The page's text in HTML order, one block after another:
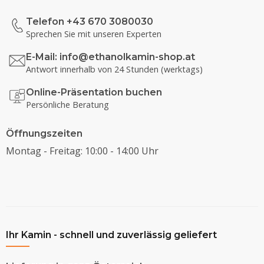
Telefon +43 670 3080030
Sprechen Sie mit unseren Experten
E-Mail: info@ethanolkamin-shop.at
Antwort innerhalb von 24 Stunden (werktags)
Online-Präsentation buchen
Persönliche Beratung
Öffnungszeiten
Montag - Freitag: 10:00 - 14:00 Uhr
Ihr Kamin - schnell und zuverlässig geliefert